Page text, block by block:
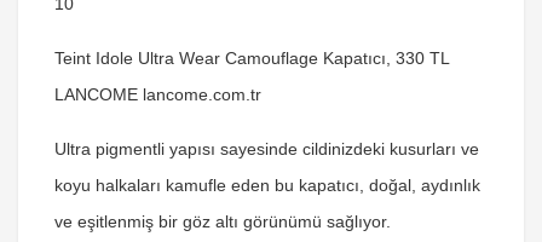
Teint Idole Ultra Wear Camouflage Kapatıcı, 330 TL
LANCOME lancome.com.tr
Ultra pigmentli yapısı sayesinde cildinizdeki kusurları ve
koyu halkaları kamufle eden bu kapatıcı, doğal, aydınlık
ve eşitlenmiş bir göz altı görünümü sağlıyor.